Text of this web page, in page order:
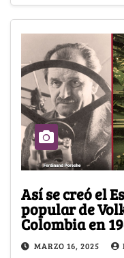
Así se creó el
popular de
Colombia en
MARZO 16, 2025